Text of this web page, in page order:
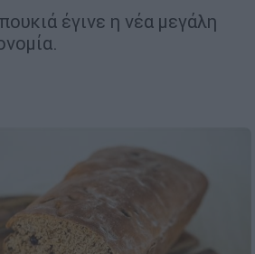
έγινε η νέα μεγάλη